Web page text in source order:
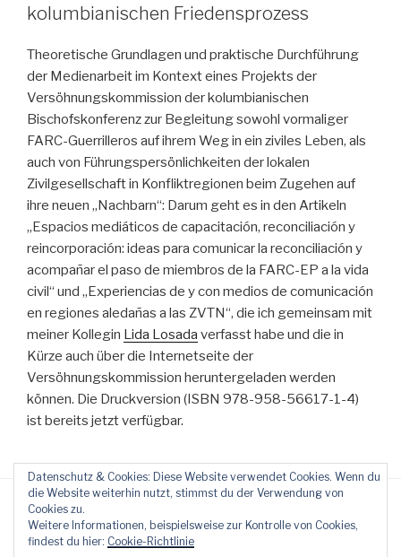
kolumbianischen Friedensprozess
Theoretische Grundlagen und praktische Durchführung
der Medienarbeit im Kontext eines Projekts der
Versöhnungskommission der kolumbianischen
Bischofskonferenz zur Begleitung sowohl vormaliger
FARC-Guerrilleros auf ihrem Weg in ein ziviles Leben, als
auch von Führungspersönlichkeiten der lokalen
Zivilgesellschaft in Konfliktregionen beim Zugehen auf
ihre neuen „Nachbarn“: Darum geht es in den Artikeln
„Espacios mediáticos de capacitación, reconciliación y
reincorporación: ideas para comunicar la reconciliación y
acompañar el paso de miembros de la FARC-EP a la vida
civil“ und „Experiencias de y con medios de comunicación
en regiones aledañas a las ZVTN“, die ich gemeinsam mit
meiner Kollegin Lida Losada verfasst habe und die in
Kürze auch über die Internetseite der
Versöhnungskommission heruntergeladen werden
können. Die Druckversion (ISBN 978-958-56617-1-4)
ist bereits jetzt verfügbar.
Datenschutz & Cookies: Diese Website verwendet Cookies. Wenn du
die Website weiterhin nutzt, stimmst du der Verwendung von
Cookies zu.
Weitere Informationen, beispielsweise zur Kontrolle von Cookies,
findest du hier: Cookie-Richtlinie